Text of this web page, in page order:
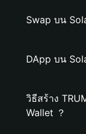
Swap บน
DApp บน
วิธีสร้าง
Wallet ？